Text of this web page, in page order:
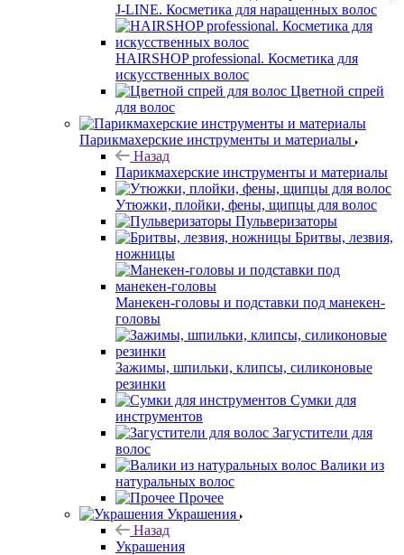
J-LINE. Косметика для наращенных волос
HAIRSHOP professional. Косметика для
искусственных волос
Цветной спрей
для волос
Парикмахерские инструменты и материалы
Назад
Парикмахерские инструменты и материалы
Утюжки, плойки, фены, щипцы для волос
Пульверизаторы
Бритвы, лезвия,
ножницы
Манекен-головы и подставки под манекен-
головы
Зажимы, шпильки, клипсы, силиконовые
резинки
Сумки для
инструментов
Загустители для
волос
Валики из
натуральных волос
Прочее
Украшения
Назад
Украшения